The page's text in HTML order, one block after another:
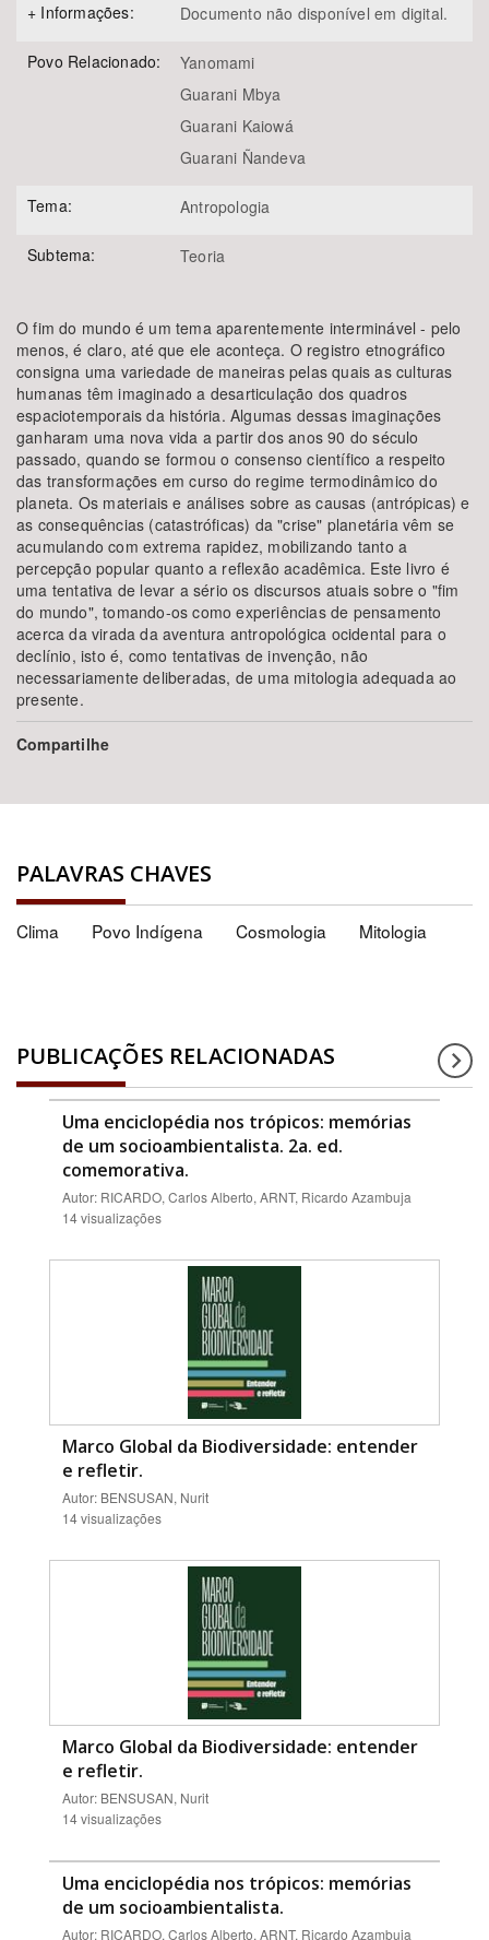
+ Informações: Documento não disponível em digital.
Povo Relacionado:
Yanomami
Guarani Mbya
Guarani Kaiowá
Guarani Ñandeva
Tema: Antropologia
Subtema: Teoria
O fim do mundo é um tema aparentemente interminável - pelo
menos, é claro, até que ele aconteça. O registro etnográfico
consigna uma variedade de maneiras pelas quais as culturas
humanas têm imaginado a desarticulação dos quadros
espaciotemporais da história. Algumas dessas imaginações
ganharam uma nova vida a partir dos anos 90 do século
passado, quando se formou o consenso científico a respeito
das transformações em curso do regime termodinâmico do
planeta. Os materiais e análises sobre as causas (antrópicas) e
as consequências (catastróficas) da "crise" planetária vêm se
acumulando com extrema rapidez, mobilizando tanto a
percepção popular quanto a reflexão acadêmica. Este livro é
uma tentativa de levar a sério os discursos atuais sobre o "fim
do mundo", tomando-os como experiências de pensamento
acerca da virada da aventura antropológica ocidental para o
declínio, isto é, como tentativas de invenção, não
necessariamente deliberadas, de uma mitologia adequada ao
presente.
Compartilhe
PALAVRAS CHAVES
Clima Povo Indígena Cosmologia Mitologia
PUBLICAÇÕES RELACIONADAS
Uma enciclopédia nos trópicos: memórias
de um socioambientalista. 2a. ed.
comemorativa.
Autor: RICARDO, Carlos Alberto, ARNT, Ricardo Azambuja
14 visualizações
Marco Global da Biodiversidade: entender
e refletir.
Autor: BENSUSAN, Nurit
14 visualizações
Marco Global da Biodiversidade: entender
e refletir.
Autor: BENSUSAN, Nurit
14 visualizações
Uma enciclopédia nos trópicos: memórias
de um socioambientalista.
Autor: RICARDO, Carlos Alberto, ARNT, Ricardo Azambuja